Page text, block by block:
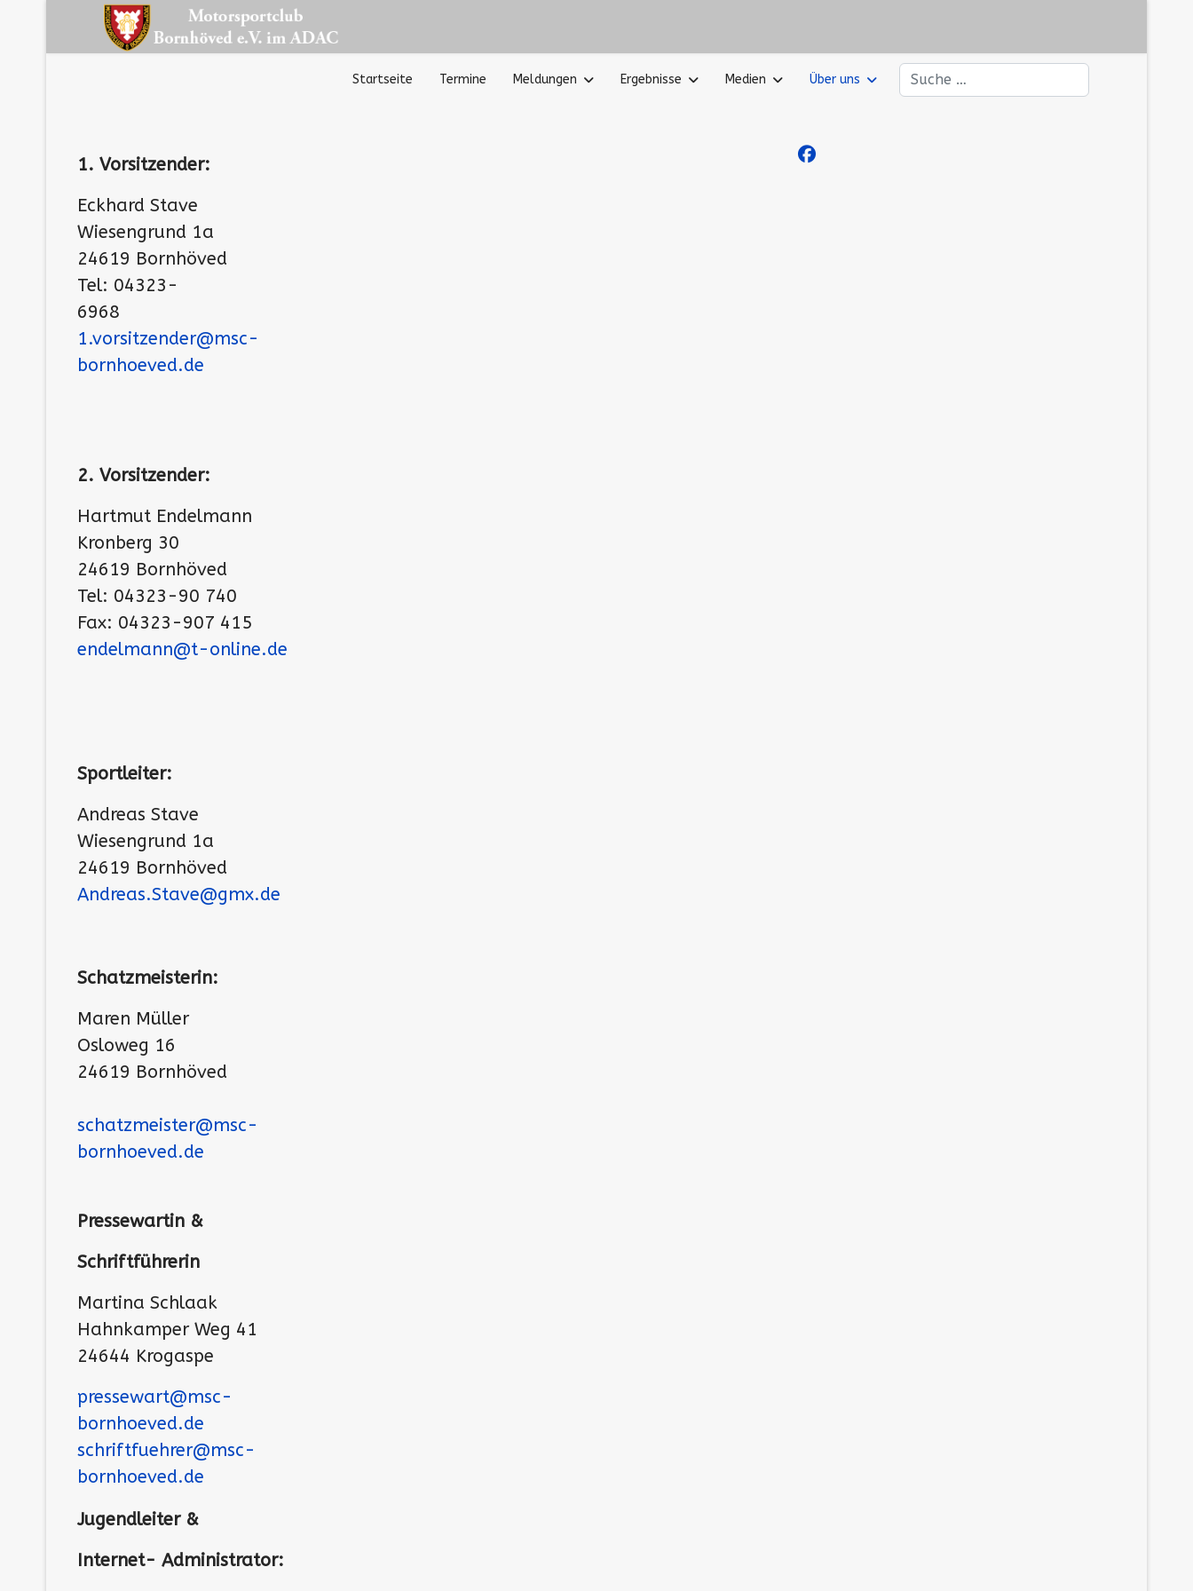
Startseite Termine Meldungen Ergebnisse Medien Über uns Suchen
1. Vorsitzender:
Eckhard Stave
Wiesengrund 1a
24619 Bornhöved
Tel: 04323-
6968
1.vorsitzender@msc-
bornhoeved.de
2. Vorsitzender:
Hartmut Endelmann
Kronberg 30
24619 Bornhöved
Tel: 04323-90 740
Fax: 04323-907 415
endelmann@t-online.de
Sportleiter:
Andreas Stave
Wiesengrund 1a
24619 Bornhöved
Andreas.Stave@gmx.de
Schatzmeisterin:
Maren Müller
Osloweg 16
24619 Bornhöved
schatzmeister@msc-
bornhoeved.de
Pressewartin &
Schriftführerin
Martina Schlaak
Hahnkamper Weg 41
24644 Krogaspe
pressewart@msc-
bornhoeved.de
schriftfuehrer@msc-
bornhoeved.de
Jugendleiter &
Internet- Administrator: